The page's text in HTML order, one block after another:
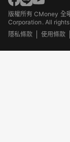
版權所有 CMoney
Corporation. All
隱私條款
使用條款